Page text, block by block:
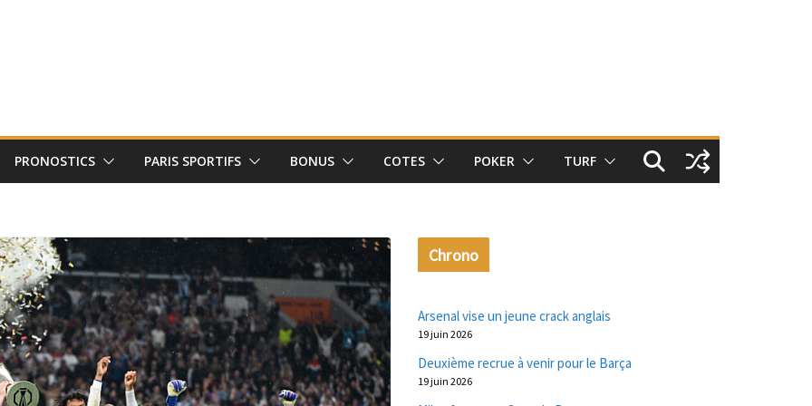
PRONOSTICS PARIS SPORTIFS BONUS COTES POKER TURF
Chrono
Arsenal vise un jeune crack anglais
19 juin 2026
Deuxième recrue à venir pour le Barça
19 juin 2026